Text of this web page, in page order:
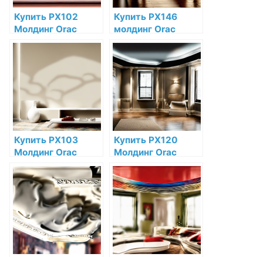
Купить PX102
Молдинг Orac
Decor
Дюрополимер
Orac Decor по
низкой цене в
интернет-
магазине
Купить PX146
молдинг Orac
Decor
Дюрополимер по
низкой цене в
интернет-
магазине
Купить PX103
Молдинг Orac
Decor
Дюрополимер по
низкой цене в
интернет-
магазине
Купить PX120
Молдинг Orac
Decor
Дюрополимер по
низкой цене в
интернет-
магазине